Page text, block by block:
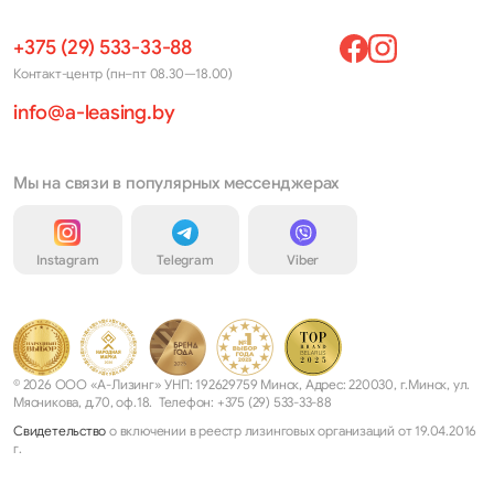
+375 (29) 533-33-88
Контакт-центр (пн–пт 08.30—18.00)
info@a-leasing.by
Мы на связи в популярных мессенджерах
Instagram Telegram Viber
© 2026 ООО «А-Лизинг» УНП: 192629759 Минск, Адрес: 220030, г.Минск, ул.
Мясникова, д.70, оф.18. Телефон: +375 (29) 533-33-88
Свидетельство о включении в реестр лизинговых организаций от 19.04.2016
г.